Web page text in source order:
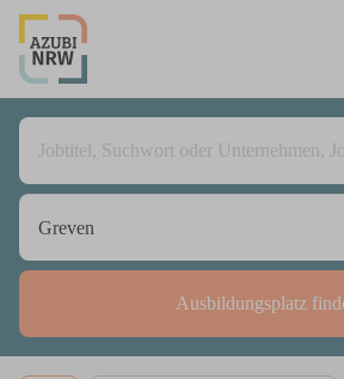
Ausbildungsplatz